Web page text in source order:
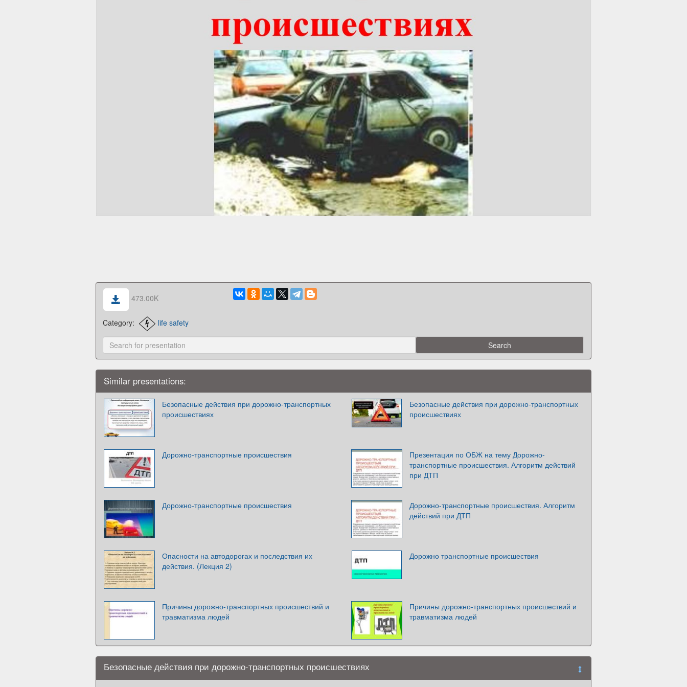
473.00K
Category: life safety
Similar presentations:
Безопасные действия при дорожно-транспортных
происшествиях
Безопасные действия при дорожно-транспортных
происшествиях
Дорожно-транспортные происшествия
Презентация по ОБЖ на тему Дорожно-
транспортные происшествия. Алгоритм действий
при ДТП
Дорожно-транспортные происшествия
Дорожно-транспортные происшествия. Алгоритм
действий при ДТП
Опасности на автодорогах и последствия их
действия. (Лекция 2)
Дорожно транспортные происшествия
Причины дорожно-транспортных происшествий и
травматизма людей
Причины дорожно-транспортных происшествий и
травматизма людей
Безопасные действия при дорожно-транспортных происшествиях